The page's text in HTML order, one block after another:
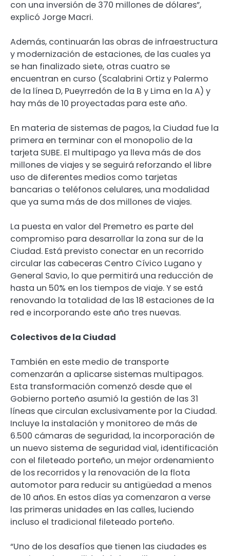
con una inversión de 370 millones de dólares”,
explicó Jorge Macri.
Además, continuarán las obras de infraestructura
y modernización de estaciones, de las cuales ya
se han finalizado siete, otras cuatro se
encuentran en curso (Scalabrini Ortiz y Palermo
de la línea D, Pueyrredón de la B y Lima en la A) y
hay más de 10 proyectadas para este año.
En materia de sistemas de pagos, la Ciudad fue la
primera en terminar con el monopolio de la
tarjeta SUBE. El multipago ya lleva más de dos
millones de viajes y se seguirá reforzando el libre
uso de diferentes medios como tarjetas
bancarias o teléfonos celulares, una modalidad
que ya suma más de dos millones de viajes.
La puesta en valor del Premetro es parte del
compromiso para desarrollar la zona sur de la
Ciudad. Está previsto conectar en un recorrido
circular las cabeceras Centro Cívico Lugano y
General Savio, lo que permitirá una reducción de
hasta un 50% en los tiempos de viaje. Y se está
renovando la totalidad de las 18 estaciones de la
red e incorporando este año tres nuevas.
Colectivos de la Ciudad
También en este medio de transporte
comenzarán a aplicarse sistemas multipagos.
Esta transformación comenzó desde que el
Gobierno porteño asumió la gestión de las 31
líneas que circulan exclusivamente por la Ciudad.
Incluye la instalación y monitoreo de más de
6.500 cámaras de seguridad, la incorporación de
un nuevo sistema de seguridad vial, identificación
con el fileteado porteño, un mejor ordenamiento
de los recorridos y la renovación de la flota
automotor para reducir su antigüedad a menos
de 10 años. En estos días ya comenzaron a verse
las primeras unidades en las calles, luciendo
incluso el tradicional fileteado porteño.
“Uno de los desafíos que tienen las ciudades es